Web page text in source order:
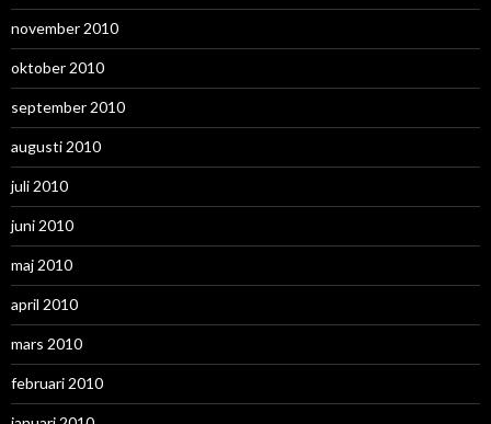
november 2010
oktober 2010
september 2010
augusti 2010
juli 2010
juni 2010
maj 2010
april 2010
mars 2010
februari 2010